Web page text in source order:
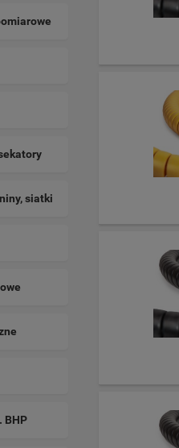
siatki
BHP